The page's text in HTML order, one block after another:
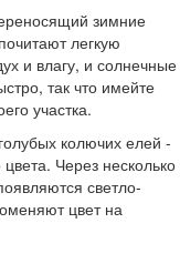
зимние
легкую
и влагу, и солнечные
так что имейте
участка.
колючих елей -
Через несколько
светло-
цвет на